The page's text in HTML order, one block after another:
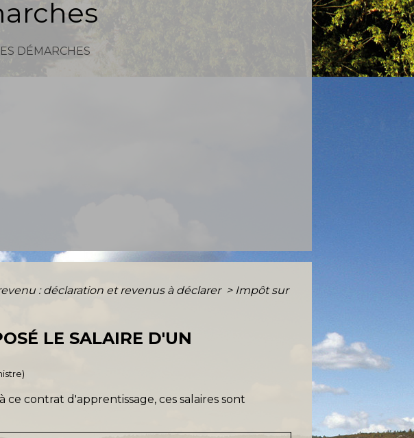
DÉMARCHES
: déclaration et revenus à déclarer > Impôt sur
LE SALAIRE D'UN
contrat d'apprentissage, ces salaires sont